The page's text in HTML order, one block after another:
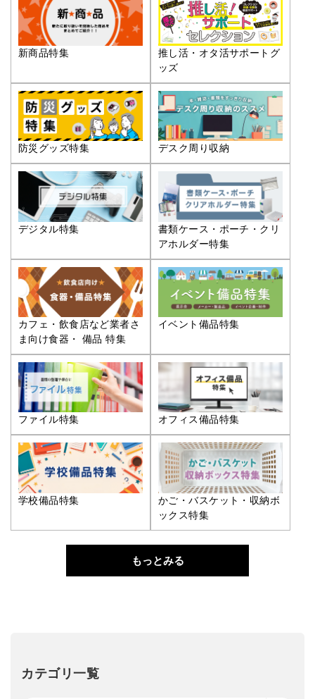
新商品特集
推し活・オタ活サポートグ
ッズ
防災グッズ特集 デスク周り収納
デジタル特集
書類ケース・ポーチ・クリ
アホルダー特集
カフェ・飲食店など業者さ
ま向け食器・ 備品 特集
イベント備品特集
ファイル特集 オフィス備品特集
学校備品特集
かご・バスケット・収納ボ
ックス特集
もっとみる
カテゴリ一覧